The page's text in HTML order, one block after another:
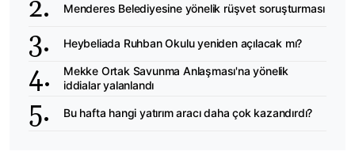
Menderes Belediyesine yönelik rüşvet soruşturması
Heybeliada Ruhban Okulu yeniden açılacak mı?
Mekke Ortak Savunma Anlaşması'na yönelik
iddialar yalanlandı
Bu hafta hangi yatırım aracı daha çok kazandırdı?